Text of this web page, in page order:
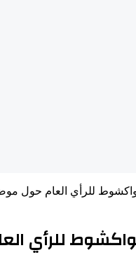
للرأي العام حول
للرأي